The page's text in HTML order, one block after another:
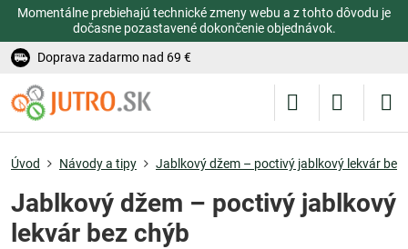
Momentálne prebiehajú technické zmeny webu a z tohto dôvodu je
dočasne pozastavené dokončenie objednávok.
Doprava zadarmo nad 69 €
Úvod Návody a tipy Jablkový džem – poctivý jablkový lekvár bez
Jablkový džem – poctivý jablkový
lekvár bez chýb